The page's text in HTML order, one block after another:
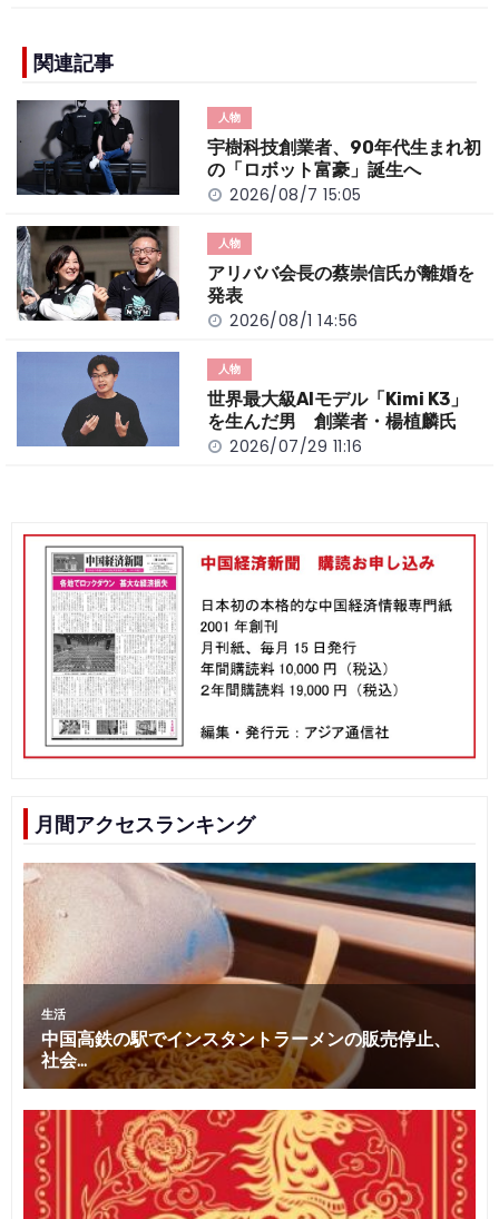
e
b
o
o
k
n
k
関連記事
人物
宇樹科技創業者、90年代生まれ初
の「ロボット富豪」誕生へ
2026/08/7 15:05
人物
アリババ会長の蔡崇信氏が離婚を
発表
2026/08/1 14:56
人物
世界最大級AIモデル「Kimi K3」
を生んだ男 創業者・楊植麟氏
2026/07/29 11:16
月間アクセスランキング